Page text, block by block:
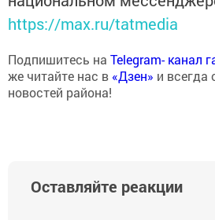
https://max.ru/tatmedia
Подпишитесь на Telegram- канал
же читайте нас в «Дзен» и всегда
новостей района!
Оставляйте реакции